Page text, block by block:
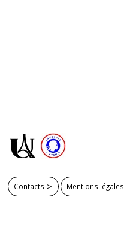
Contacts Mentions légales